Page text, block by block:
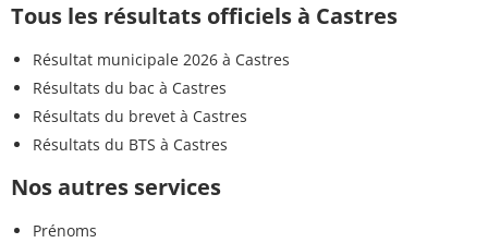
Tous les résultats officiels à Castres
Résultat municipale 2026 à Castres
Résultats du bac à Castres
Résultats du brevet à Castres
Résultats du BTS à Castres
Nos autres services
Prénoms